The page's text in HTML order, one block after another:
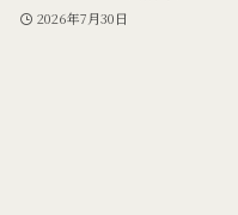
2026年7月30日